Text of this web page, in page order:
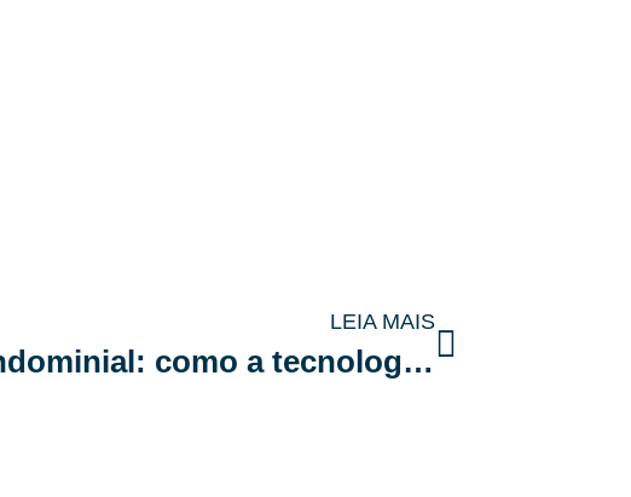
LEIA MAIS
Modernização condominial: como a tecnologia está revolucionando a gestão